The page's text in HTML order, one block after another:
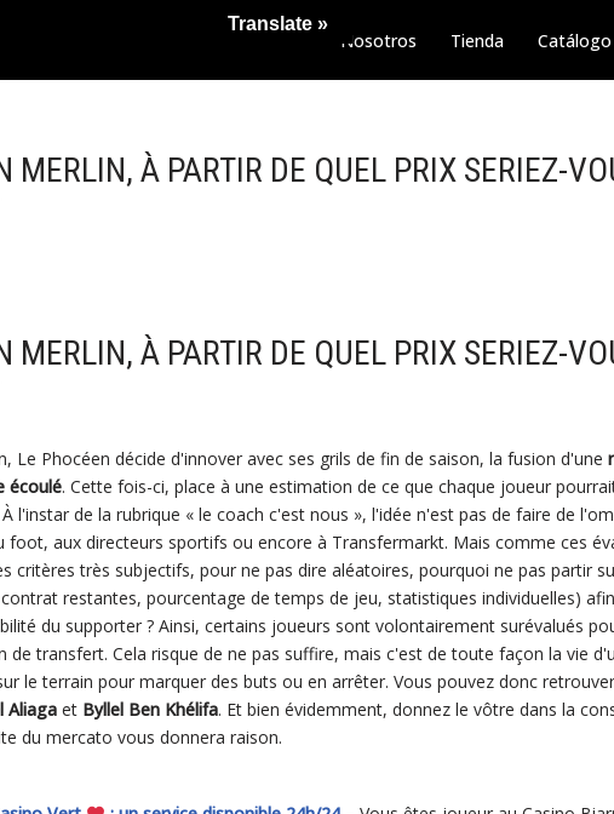
Nosotros Tienda
MERLIN, À PARTIR DE QUEL PRIX SERIEZ-
MERLIN, À PARTIR DE QUEL PRIX SERIEZ-
Le Phocéen décide d'innover avec ses grils de fin de saison, la fusion d'une
écoulé. Cette fois-ci, place à une estimation de ce que chaque joueur
l'instar de la rubrique « le coach c'est nous », l'idée n'est pas de faire de
foot, aux directeurs sportifs ou encore à Transfermarkt. Mais comme ces
critères très subjectifs, pour ne pas dire aléatoires, pourquoi ne pas partir
restantes, pourcentage de temps de jeu, statistiques individuelles)
du supporter ? Ainsi, certains joueurs sont volontairement surévalués
transfert. Cela risque de ne pas suffire, mais c'est de toute façon la vie
le terrain pour marquer des buts ou en arrêter. Vous pouvez donc
Aliagaet Byllel Ben Khélifa. Et bien évidemment, donnez le vôtre dans la
du mercato vous donnera raison.
Translate »